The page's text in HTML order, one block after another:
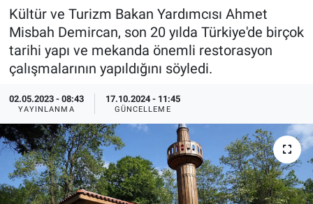
Kültür ve Turizm Bakan Yardımcısı Ahmet
Misbah Demircan, son 20 yılda Türkiye'de birçok
tarihi yapı ve mekanda önemli restorasyon
çalışmalarının yapıldığını söyledi.
02.05.2023 - 08:43
YAYINLANMA
17.10.2024 - 11:45
GÜNCELLEME